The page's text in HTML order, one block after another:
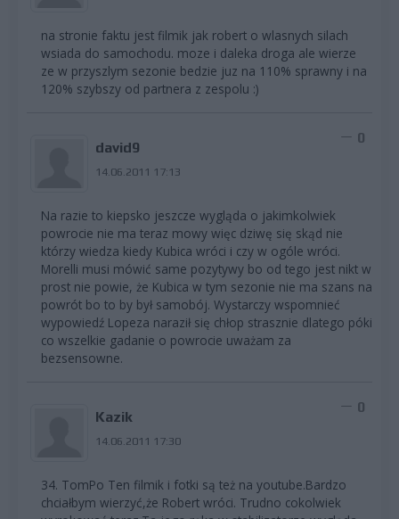
na stronie faktu jest filmik jak robert o wlasnych silach
wsiada do samochodu. moze i daleka droga ale wierze
ze w przyszlym sezonie bedzie juz na 110% sprawny i na
120% szybszy od partnera z zespolu :)
david9
14.06.2011 17:13
0
Na razie to kiepsko jeszcze wygląda o jakimkolwiek
powrocie nie ma teraz mowy więc dziwę się skąd nie
którzy wiedza kiedy Kubica wróci i czy w ogóle wróci.
Morelli musi mówić same pozytywy bo od tego jest nikt w
prost nie powie, że Kubica w tym sezonie nie ma szans na
powrót bo to by był samobój. Wystarczy wspomnieć
wypowiedź Lopeza naraził się chłop strasznie dlatego póki
co wszelkie gadanie o powrocie uważam za
bezsensowne.
Kazik
14.06.2011 17:30
0
34. TomPo Ten filmik i fotki są też na youtube.Bardzo
chciałbym wierzyć,że Robert wróci. Trudno cokolwiek